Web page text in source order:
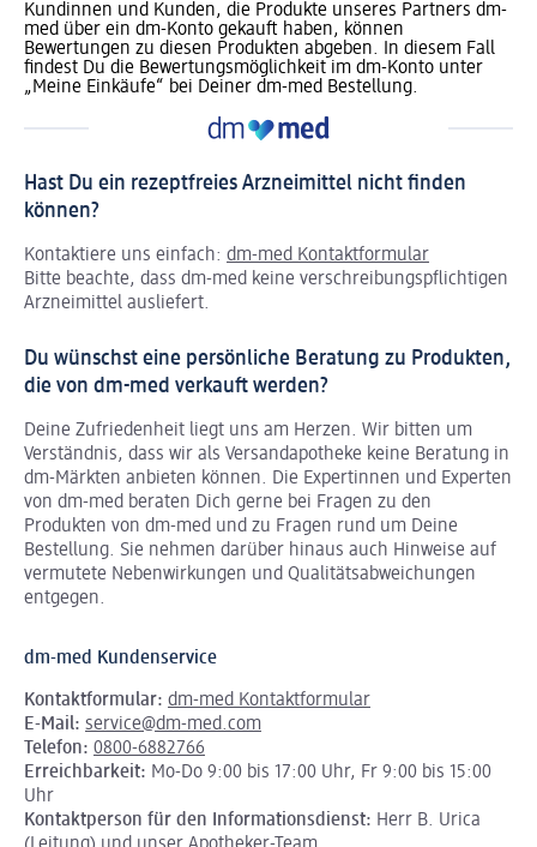
Kundinnen und Kunden, die Produkte unseres Partners dm-
med über ein dm-Konto gekauft haben, können
Bewertungen zu diesen Produkten abgeben. In diesem Fall
findest Du die Bewertungsmöglichkeit im dm-Konto unter
„Meine Einkäufe“ bei Deiner dm-med Bestellung.
Hast Du ein rezeptfreies Arzneimittel nicht finden
können?
Kontaktiere uns einfach: dm-med Kontaktformular
Bitte beachte, dass dm-med keine verschreibungspflichtigen
Arzneimittel ausliefert.
Du wünschst eine persönliche Beratung zu Produkten,
die von dm-med verkauft werden?
Deine Zufriedenheit liegt uns am Herzen. Wir bitten um
Verständnis, dass wir als Versandapotheke keine Beratung in
dm-Märkten anbieten können. Die Expertinnen und Experten
von dm-med beraten Dich gerne bei Fragen zu den
Produkten von dm-med und zu Fragen rund um Deine
Bestellung. Sie nehmen darüber hinaus auch Hinweise auf
vermutete Nebenwirkungen und Qualitätsabweichungen
entgegen.
dm-med Kundenservice
Kontaktformular: dm-med Kontaktformular
E-Mail: service@dm-med.com
Telefon: 0800-6882766
Erreichbarkeit: Mo-Do 9:00 bis 17:00 Uhr, Fr 9:00 bis 15:00
Uhr
Kontaktperson für den Informationsdienst: Herr B. Urica